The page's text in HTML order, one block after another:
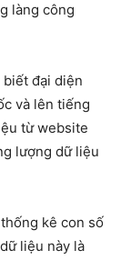
làng công
biết đại diện
và lên tiếng
từ website
lượng dữ liệu
kê con số
liệu này là